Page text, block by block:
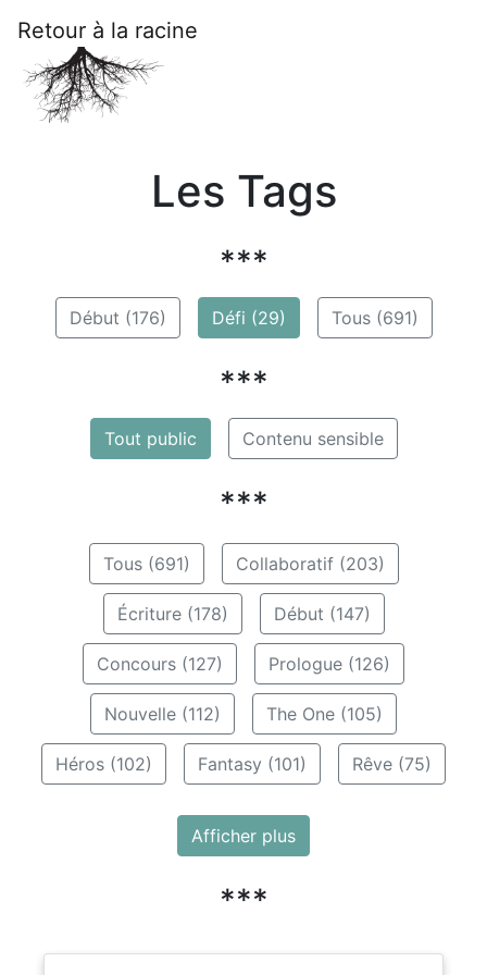
Retour à la racine
Les Tags
***
Début (176) Défi (29) Tous (691)
***
Tout public Contenu sensible
***
Tous (691) Collaboratif (203)
Écriture (178) Début (147)
Concours (127) Prologue (126)
Nouvelle (112) The One (105)
Héros (102) Fantasy (101) Rêve (75)
Afficher plus
***